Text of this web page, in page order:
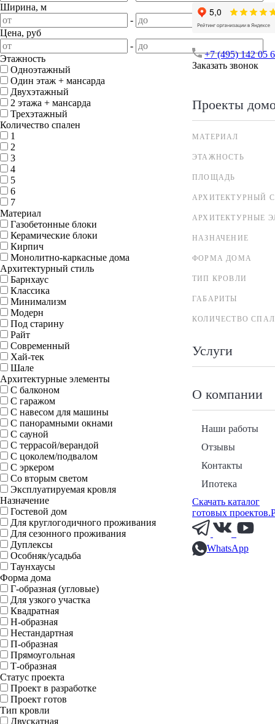
+7 (495) 142 05
Заказать звонок
Проекты
МАТЕРИАЛ
ЭТАЖНОСТЬ
ПЛОЩАДЬ
АРХИТЕКТУРНЫЙ
АРХИТЕКТУРНЫЕ
НАЗНАЧЕНИЕ
ФОРМА ДОМА
ТИП КРОВЛИ
ГАБАРИТЫ
КОЛИЧЕСТВО
Услуги
О компании
Наши работы
Отзывы
Контакты
Ипотека
Скачать каталог
готовых
WhatsApp
Ширина, м
-
Цена, руб
-
Этажность
Одноэтажный
Один этаж + мансарда
Двухэтажный
2 этажа + мансарда
Трехэтажный
Количество спален
1
2
3
4
5
6
7
Материал
Газобетонные блоки
Керамические блоки
Кирпич
Монолитно-каркасные дома
Архитектурный стиль
Барнхаус
Классика
Минимализм
Модерн
Под старину
Райт
Современный
Хай-тек
Шале
Архитектурные элементы
С балконом
С гаражом
С навесом для машины
С панорамными окнами
С сауной
С террасой/верандой
С цоколем/подвалом
С эркером
Со вторым светом
Эксплуатируемая кровля
Назначение
Гостевой дом
Для круглогодичного проживания
Для сезонного проживания
Дуплексы
Особняк/усадьба
Таунхаусы
Форма дома
Г-образная (угловые)
Для узкого участка
Квадратная
Н-образная
Нестандартная
П-образная
Прямоугольная
Т-образная
Статус проекта
Проект в разработке
Проект готов
Тип кровли
Двускатная